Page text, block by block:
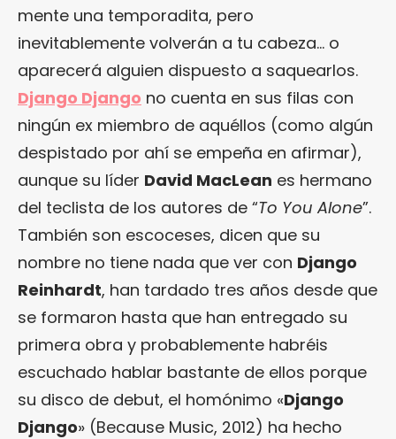
mente una temporadita, pero
inevitablemente volverán a tu cabeza… o
aparecerá alguien dispuesto a saquearlos.
Django Django no cuenta en sus filas con
ningún ex miembro de aquéllos (como algún
despistado por ahí se empeña en afirmar),
aunque su líder David MacLean es hermano
del teclista de los autores de “To You Alone”.
También son escoceses, dicen que su
nombre no tiene nada que ver con Django
Reinhardt, han tardado tres años desde que
se formaron hasta que han entregado su
primera obra y probablemente habréis
escuchado hablar bastante de ellos porque
su disco de debut, el homónimo «Django
Django» (Because Music, 2012) ha hecho